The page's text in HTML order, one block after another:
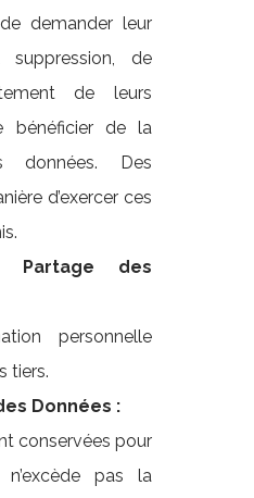
demander leur
suppression, de
de leurs
bénéficier de la
données. Des
d’exercer ces
Partage des
personnelle
tiers.
Données :
conservées pour
pas la